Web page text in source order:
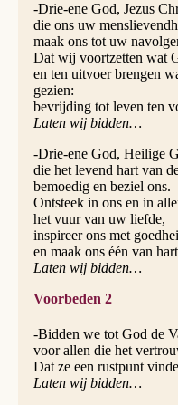
-Drie-ene God, Jezus
die ons uw
maak ons tot uw
Dat wij voortzetten wat
en ten uitvoer brengen
gezien:
bevrijding tot leven ten
Laten wij bidden…
-Drie-ene God, Heilige
die het levend hart van
bemoedig en beziel ons.
Ontsteek in ons en in
het vuur van uw liefde,
inspireer ons met
en maak ons één van
Laten wij bidden…
Voorbeden 2
-Bidden we tot God de
voor allen die het
Dat ze een rustpunt
Laten wij bidden…